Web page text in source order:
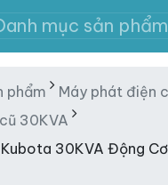
mục sản phẩm
phẩm
Máy phát điện
30KVA
30KVA Động